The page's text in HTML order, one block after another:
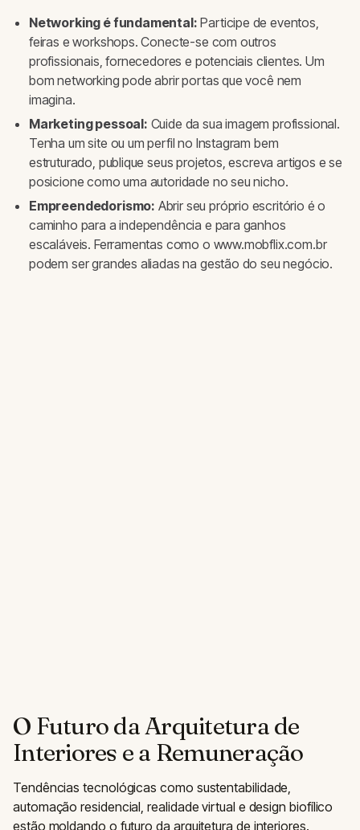
Networking é fundamental: Participe de eventos,
feiras e workshops. Conecte-se com outros
profissionais, fornecedores e potenciais clientes. Um
bom networking pode abrir portas que você nem
imagina.
Marketing pessoal: Cuide da sua imagem profissional.
Tenha um site ou um perfil no Instagram bem
estruturado, publique seus projetos, escreva artigos e se
posicione como uma autoridade no seu nicho.
Empreendedorismo: Abrir seu próprio escritório é o
caminho para a independência e para ganhos
escaláveis. Ferramentas como o www.mobflix.com.br
podem ser grandes aliadas na gestão do seu negócio.
O Futuro da Arquitetura de
Interiores e a Remuneração
Tendências tecnológicas como sustentabilidade,
automação residencial, realidade virtual e design biofílico
estão moldando o futuro da arquitetura de interiores.